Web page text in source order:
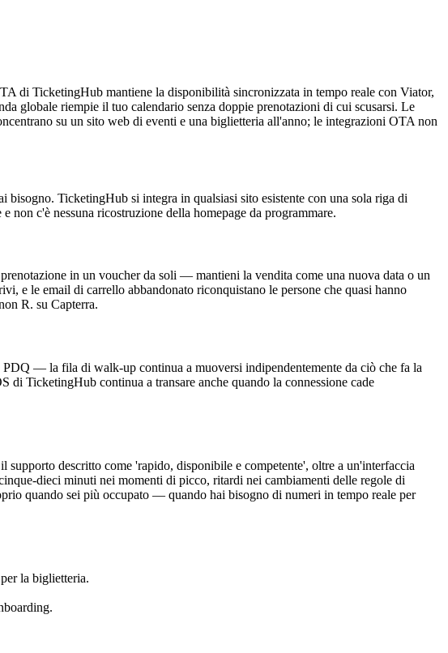
di TicketingHub mantiene la disponibilità sincronizzata in tempo reale con Viator,
globale riempie il tuo calendario senza doppie prenotazioni di cui scusarsi. Le
su un sito web di eventi e una biglietteria all'anno; le integrazioni OTA non
TicketingHub si integra in qualsiasi sito esistente con una sola riga di
c'è nessuna ricostruzione della homepage da programmare.
in un voucher da soli — mantieni la vendita come una nuova data o un
e le email di carrello abbandonato riconquistano le persone che quasi hanno
R. su Capterra.
— la fila di walk-up continua a muoversi indipendentemente da ciò che fa la
TicketingHub continua a transare anche quando la connessione cade
descritto come 'rapido, disponibile e competente', oltre a un'interfaccia
dieci minuti nei momenti di picco, ritardi nei cambiamenti delle regole di
quando sei più occupato — quando hai bisogno di numeri in tempo reale per
la biglietteria.